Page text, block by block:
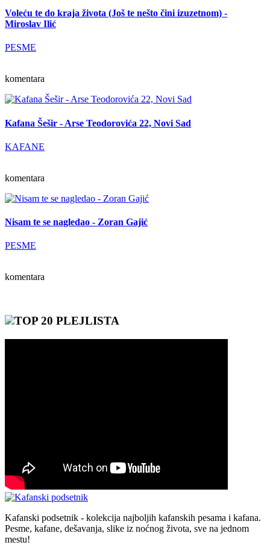
Voleću te do kraja života (Još te nešto čini izuzetnom) -
Miroslav Ilić
PESME
komentara
Kafana Šešir - Arse Teodorovića 22, Novi Sad
KAFANE
komentara
Nisam te se nagledao - Zoran Gajić
PESME
komentara
TOP 20 PLEJLISTA
Kafanski podsetnik - kolekcija najboljih kafanskih pesama i kafana.
Pesme, kafane, dešavanja, slike iz noćnog života, sve na jednom
mestu!